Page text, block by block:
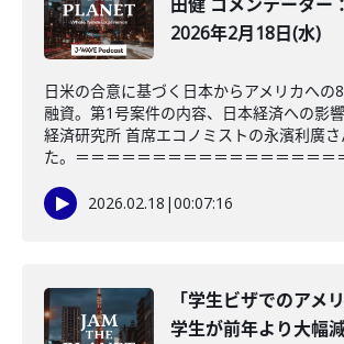
2026年2月18日(水)
日米の合意に基づく日本からアメリカへの
融資。第1号案件の内容、日本経済への影
経済研究所 首席エコノミストの永濱利廣
た。＝＝＝＝＝＝＝＝＝＝＝＝＝＝＝＝＝
2026.02.18 |00:07:16
「学生ビザでのアメ
学生が前年より大幅